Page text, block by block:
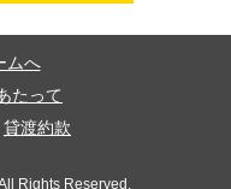
ムへ
たって
貸渡約款
Rights Reserved.